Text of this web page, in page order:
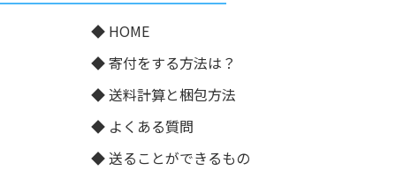
HOME
寄付をする方法は？
送料計算と梱包方法
よくある質問
送ることができるもの